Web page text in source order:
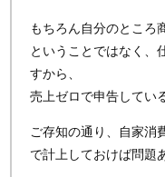
もちろん自分のところ
ということではなく、
すから、
売上ゼロで申告してい
ご存知の通り、自家消
で計上しておけば問題